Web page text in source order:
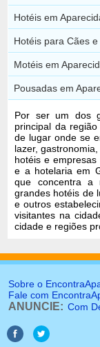
Hotéis em
Hotéis para Cães
Motéis em
Pousadas em
Por ser um dos
principal da
de lugar onde se
lazer,
hotéis e
e a hotelaria em
que concentra a
grandes hotéis de
e outros
visitantes na
cidade e regiões
Sobre o
Fale com
ANUNCIE: Com